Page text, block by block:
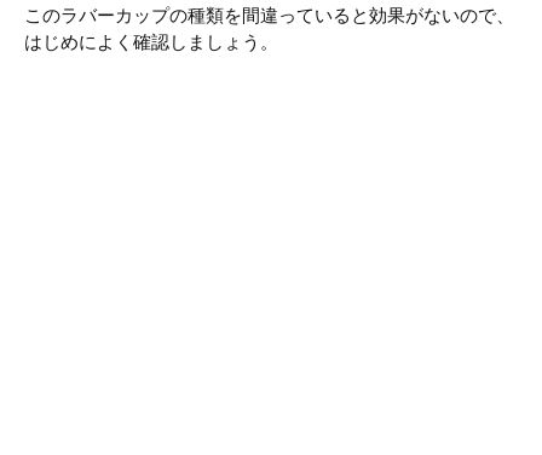
このラバーカップの種類を間違っていると効果がないので、
はじめによく確認しましょう。